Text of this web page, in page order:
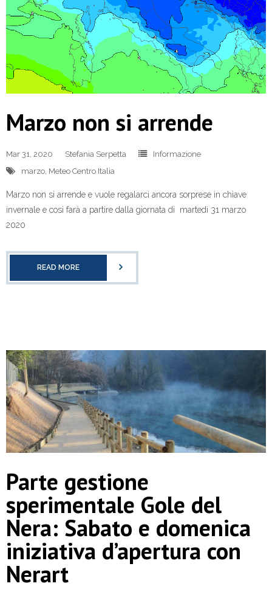
Marzo non si arrende
Mar 31, 2020 Stefania Serpetta
Informazione
marzo Meteo Centro Italia
Marzo non si arrende e vuole regalarci ancora sorprese in chiave
invernale e cosi farà a partire dalla giornata di martedì 31 marzo
2020
READ MORE
Parte gestione
sperimentale Gole del
Nera: Sabato e domenica
iniziativa d’apertura con
Nerart